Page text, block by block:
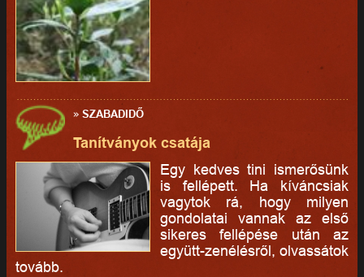
»SZABADIDŐ
Tanítványok csatája
Egy kedves tini ismerősünk
is fellépett. Ha kíváncsiak
vagytok rá, hogy milyen
gondolatai vannak az első
sikeres fellépése után az
együtt-zenélésről, olvassátok
tovább.